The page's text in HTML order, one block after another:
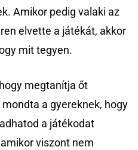
Amikor pedig valaki az
elvette a játékát, akkor
mit tegyen.
megtanítja őt
a gyereknek, hogy
a játékodat
viszont nem